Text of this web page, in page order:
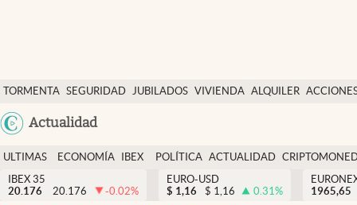
TORMENTA SEGURIDAD JUBILADOS VIVIENDA ALQUILER
USA
Actualidad
Economía y finanzas
Política
Actualidad
Criptomonedas
ULTIMAS
NOTICIAS
ECONOMÍA
FINANZAS
IBEX
EURO
POLÍTICA ACTUALIDAD
IBEX 35
20.176
20.176 -0.02%
EURO-USD
$ 1,16 $ 1,16 0.31%
1965,65